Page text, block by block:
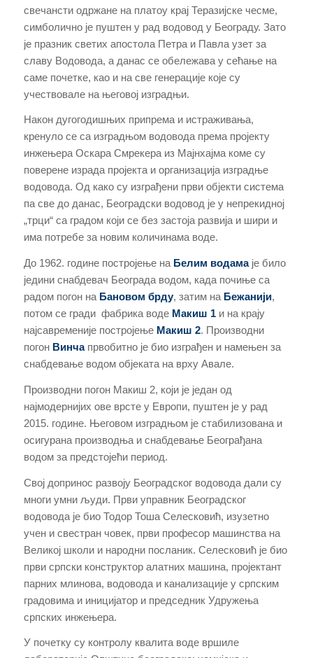
свечансти одржане на платоу крај Теразијске чесме,
симболично је пуштен у рад водовод у Београду. Зато
је празник светих апостола Петра и Павла узет за
славу Водовода, а данас се обележава у сећање на
саме почетке, као и на све генерације које су
учествовале на његовој изградњи.
Након дугогодишњих припрема и истраживања,
кренуло се са изградњом водовода према пројекту
инжењера Оскара Смрекера из Мајнхајма коме су
поверене израда пројекта и организација изградње
водовода. Од како су изграђени први објекти система
па све до данас, Београдски водовод је у непрекидној
„трци“ са градом који се без застоја развија и шири и
има потребе за новим количинама воде.
До 1962. године постројење на Белим водамаје било
једини снабдевач Београда водом, када почиње са
радом погон на Бановом брду, затим на Бежанији,
потом се гради фабрика воде Макиш 1и на крају
најсавременије постројење Макиш 2. Производни
погон Винчапрвобитно је био изграђен и намењен за
снабдевање водом објеката на врху Авале.
Производни погон Макиш 2, који је један од
најмодернијих ове врсте у Европи, пуштен је у рад
2015. године. Његовом изградњом је стабилизована и
осигурана производња и снабдевање Београђана
водом за предстојећи период.
Свој допринос развоју Београдског водовода дали су
многи умни људи. Први управник Београдског
водовода је био Тодор Тоша Селесковић, изузетно
учен и свестран човек, први професор машинства на
Великој школи и народни посланик. Селесковић је био
први српски конструктор алатних машина, пројектант
парних млинова, водовода и канализације у српским
градовима и иницијатор и председник Удружења
српских инжењера.
У почетку су контролу квалита воде вршиле